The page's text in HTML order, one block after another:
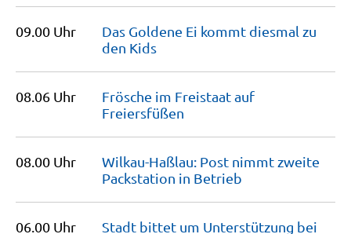
09.00 Uhr
Das Goldene Ei kommt diesmal zu
den Kids
08.06 Uhr
Frösche im Freistaat auf
Freiersfüßen
08.00 Uhr
Wilkau-Haßlau: Post nimmt zweite
Packstation in Betrieb
06.00 Uhr Stadt bittet um Unterstützung bei